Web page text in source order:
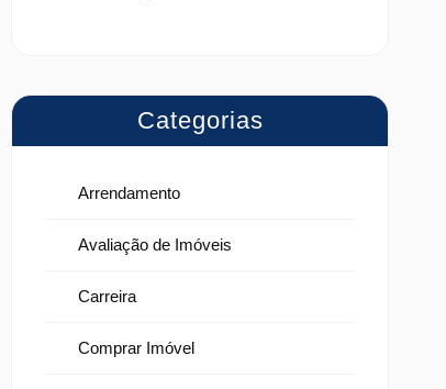
Categorias
Arrendamento
Avaliação de Imóveis
Carreira
Comprar Imóvel